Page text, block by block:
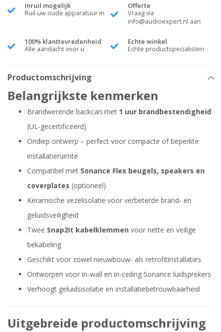
Inruil mogelijk
Ruil uw oude apparatuur in
Offerte
Vraag via
info@audioexpert.nl aan
100% klanttevredenheid
Alle aandacht voor u
Echte winkel
Echte productspecialisten
Productomschrijving
Belangrijkste kenmerken
Brandwerende backcan met 1 uur brandbestendigheid
(UL-gecertificeerd)
Ondiep ontwerp – perfect voor compacte of beperkte
installatieruimte
Compatibel met Sonance Flex beugels, speakers en
coverplates (optioneel)
Keramische vezelisolatie voor verbeterde brand- en
geluidsveiligheid
Twee Snap2it kabelklemmen voor nette en veilige
bekabeling
Geschikt voor zowel nieuwbouw- als retrofitinstallaties
Ontworpen voor in-wall en in-ceiling Sonance luidsprekers
Verhoogt geluidsisolatie en installatiebetrouwbaarheid
Uitgebreide productomschrijving